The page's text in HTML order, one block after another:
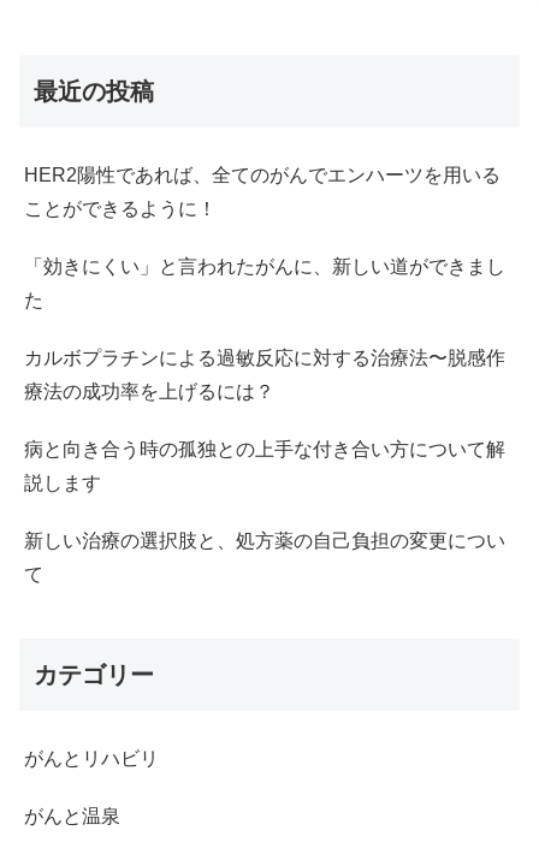
最近の投稿
HER2陽性であれば、全てのがんでエンハーツを用いる
ことができるように！
「効きにくい」と言われたがんに、新しい道ができまし
た
カルボプラチンによる過敏反応に対する治療法〜脱感作
療法の成功率を上げるには？
病と向き合う時の孤独との上手な付き合い方について解
説します
新しい治療の選択肢と、処方薬の自己負担の変更につい
て
カテゴリー
がんとリハビリ
がんと温泉